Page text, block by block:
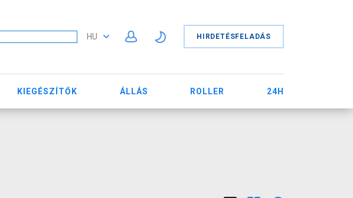
HU HIRDETÉSFELADÁS
KIEGÉSZÍTŐK ÁLLÁS ROLLER 24H